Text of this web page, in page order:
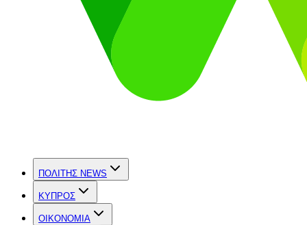
ΠΟΛΙΤΗΣ NEWS
ΚΥΠΡΟΣ
OIKONOMIA